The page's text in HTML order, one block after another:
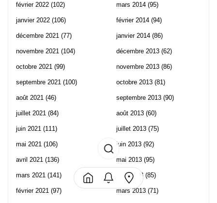
février 2022 (102)
janvier 2022 (106)
décembre 2021 (77)
novembre 2021 (104)
octobre 2021 (99)
septembre 2021 (100)
août 2021 (46)
juillet 2021 (84)
juin 2021 (111)
mai 2021 (106)
avril 2021 (136)
mars 2021 (141)
février 2021 (97)
mars 2014 (95)
février 2014 (94)
janvier 2014 (86)
décembre 2013 (62)
novembre 2013 (86)
octobre 2013 (81)
septembre 2013 (90)
août 2013 (60)
juillet 2013 (75)
juin 2013 (92)
mai 2013 (95)
avril 2013 (85)
mars 2013 (71)